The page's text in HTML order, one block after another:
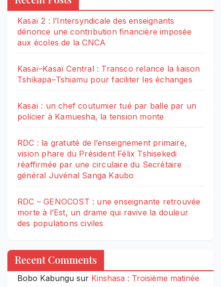
Kasaï 2 : l’Intersyndicale des enseignants
dénonce une contribution financière imposée
aux écoles de la CNCA
Kasaï–Kasaï Central : Transco relance la liaison
Tshikapa–Tshiamu pour faciliter les échanges
Kasaï : un chef coutumier tué par balle par un
policier à Kamuesha, la tension monte
RDC : la gratuité de l’enseignement primaire,
vision phare du Président Félix Tshisekedi
réaffirmée par une circulaire du Secrétaire
général Juvénal Sanga Kaubo
RDC – GENOCOST : une enseignante retrouvée
morte à l’Est, un drame qui ravive la douleur
des populations civiles
Recent Comments
Bobo Kabungu sur Kinshasa : Troisième matinée